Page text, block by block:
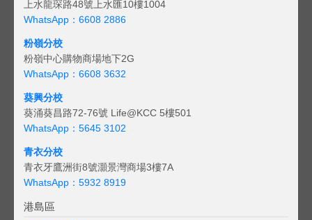
上水龍琛路48號上水匯10樓1004
WhatsApp：6608 2886
粉嶺分校
粉嶺中心購物商場地下2G
WhatsApp：6608 3632
葵興分校
葵涌葵昌路72-76號 Life@KCC 5樓501
WhatsApp：5645 3102
青衣分校
青衣牙鷹洲街8號灝景灣商場3樓7A
WhatsApp：5932 8919
港島區